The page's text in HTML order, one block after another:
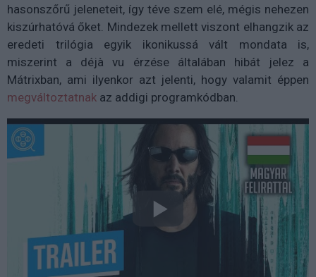
hasonszőrű jeleneteit, így téve szem elé, mégis nehezen
kiszúrhatóvá őket. Mindezek mellett viszont elhangzik az
eredeti trilógia egyik ikonikussá vált mondata is,
miszerint a déjà vu érzése általában hibát jelez a
Mátrixban, ami ilyenkor azt jelenti, hogy valamit éppen
megváltoztatnak az addigi programkódban.